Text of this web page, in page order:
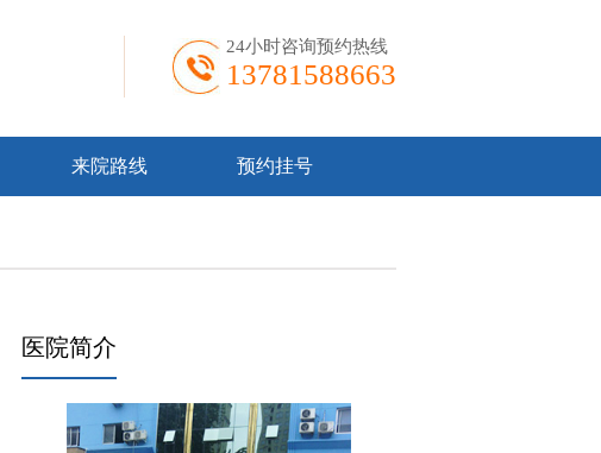
24小时咨询预约热线
13781588663
来院路线 预约挂号
医院简介